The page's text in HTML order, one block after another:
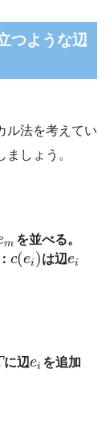
つような辺
ル法を考えてい
しょう。
m を並べる。
： c(ei )は辺ei
に辺ei を追加